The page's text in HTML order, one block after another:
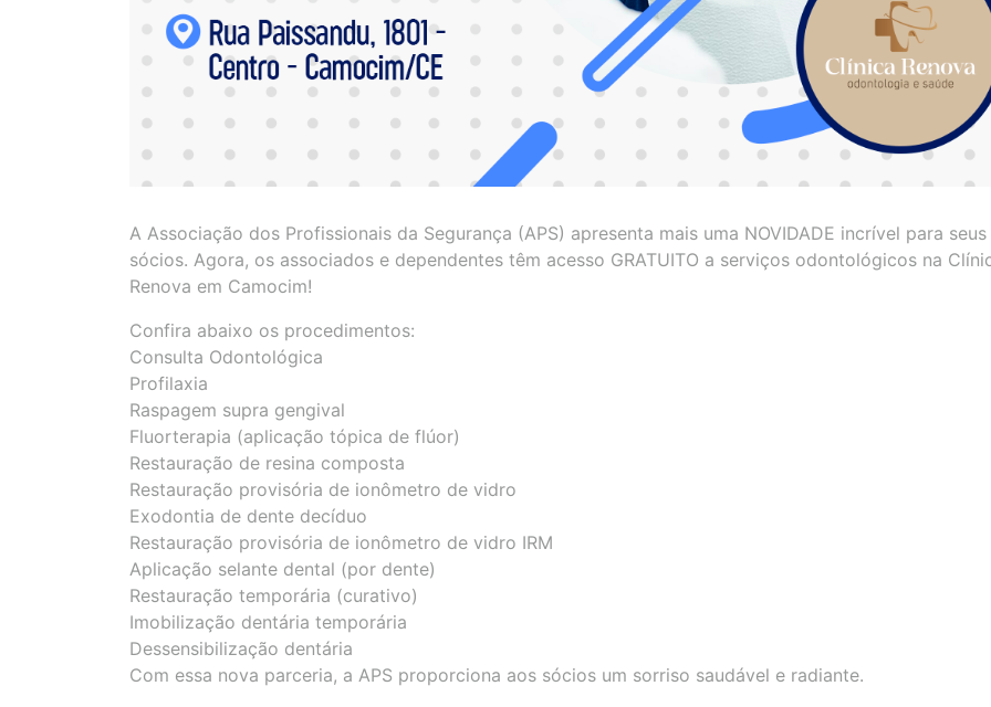
A Associação dos Profissionais da Segurança (APS) apresenta mais uma NOVIDADE incrível para seus
sócios. Agora, os associados e dependentes têm acesso GRATUITO a serviços odontológicos na
Renova em Camocim!
Confira abaixo os procedimentos:
Consulta Odontológica
Profilaxia
Raspagem supra gengival
Fluorterapia (aplicação tópica de flúor)
Restauração de resina composta
Restauração provisória de ionômetro de vidro
Exodontia de dente decíduo
Restauração provisória de ionômetro de vidro IRM
Aplicação selante dental (por dente)
Restauração temporária (curativo)
Imobilização dentária temporária
Dessensibilização dentária
Com essa nova parceria, a APS proporciona aos sócios um sorriso saudável e radiante.